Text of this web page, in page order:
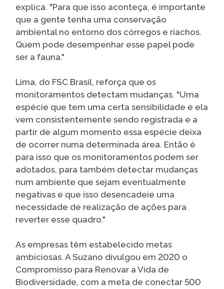
explica. "Para que isso aconteça, é importante
que a gente tenha uma conservação
ambiental no entorno dos córregos e riachos.
Quem pode desempenhar esse papel pode
ser a fauna."
Lima, do FSC Brasil, reforça que os
monitoramentos detectam mudanças. "Uma
espécie que tem uma certa sensibilidade e ela
vem consistentemente sendo registrada e a
partir de algum momento essa espécie deixa
de ocorrer numa determinada área. Então é
para isso que os monitoramentos podem ser
adotados, para também detectar mudanças
num ambiente que sejam eventualmente
negativas e que isso desencadeie uma
necessidade de realização de ações para
reverter esse quadro."
As empresas têm estabelecido metas
ambiciosas. A Suzano divulgou em 2020 o
Compromisso para Renovar a Vida de
Biodiversidade, com a meta de conectar 500